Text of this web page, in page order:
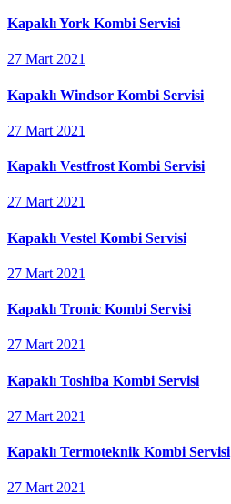
Kapaklı York Kombi Servisi
27 Mart 2021
Kapaklı Windsor Kombi Servisi
27 Mart 2021
Kapaklı Vestfrost Kombi Servisi
27 Mart 2021
Kapaklı Vestel Kombi Servisi
27 Mart 2021
Kapaklı Tronic Kombi Servisi
27 Mart 2021
Kapaklı Toshiba Kombi Servisi
27 Mart 2021
Kapaklı Termoteknik Kombi Servisi
27 Mart 2021